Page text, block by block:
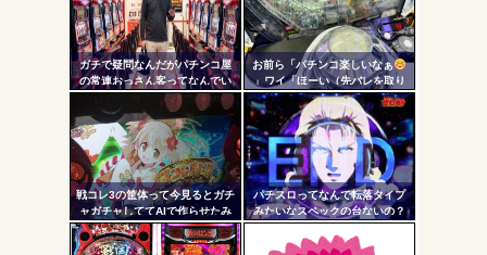
Powered by livedoor 相互RSS
ガチで疑問なんだがパチンコ屋
の常連おっさん客ってなんでい
つも同じ服着てるの？
お前ら「パチンコ楽しいなぁ
」ワイ「ほーい（先バレを取り
上げる）」
戦コレ3の筐体って今見るとガチ
ャガチャしててAIで作らせたみ
たいだよな
パチスロってなんで転落タイプ
みたいなスペックの台ないの？
自動
更新
ツー
ル